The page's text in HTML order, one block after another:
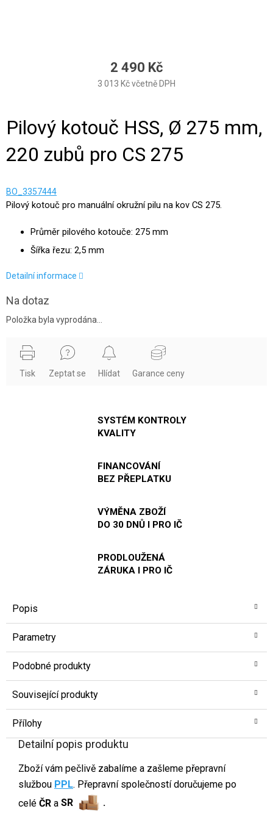
2 490 Kč
3 013 Kč včetně DPH
Pilový kotouč HSS, Ø 275 mm,
220 zubů pro CS 275
BO_3357444
Pilový kotouč pro manuální okružní pilu na kov CS 275.
Průměr pilového kotouče: 275 mm
Šířka řezu: 2,5 mm
Detailní informace
Na dotaz
Položka byla vyprodána…
Tisk Zeptat se Hlídat Garance ceny
SYSTÉM KONTROLY
KVALITY
FINANCOVÁNÍ
BEZ PŘEPLATKU
VÝMĚNA ZBOŽÍ
DO 30 DNŮ I PRO IČ
PRODLOUŽENÁ
ZÁRUKA I PRO IČ
Popis
Parametry
Podobné produkty
Související produkty
Přílohy
Detailní popis produktu
Zboží vám pečlivě zabalíme a zašleme přepravní
službou PPL. Přepravní společností doručujeme po
celé ČR a SR .